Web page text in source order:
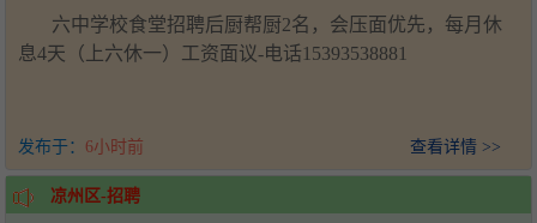
六中学校食堂招聘后厨帮厨2名，会压面优先，每月休
息4天（上六休一）工资面议-电话15393538881
发布于： 6小时前 查看详情 >>
凉州区-招聘